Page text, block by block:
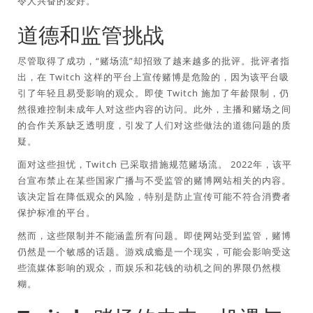
道德和监管挑战
尽管取得了成功，“赌场流”却招致了越来越多的批评。批评者指
出，在 Twitch 这样的平台上宣传赌博是危险的，因为该平台吸
引了年轻且易受影响的观众。即使 Twitch 施加了年龄限制，仍
然很难控制未成年人对这些内容的访问。此外，主播和赌场之间
的合作关系缺乏透明度，引发了人们对这些做法的道德问题的质
疑。
面对这些担忧，Twitch 已采取措施规范赌场流。 2022年，该平
台宣布禁止在某些国家广播与不受监管的赌博网站相关的内容。
该决定旨在降低观众的风险，特别是防止宣传可能不符合消费者
保护标准的平台。
然而，这些限制并不能涵盖所有问题。即使网站受到监管，赌博
仍然是一个敏感的话题。游戏成瘾是一个现实，可能会影响受这
些流媒体影响的观众，而娱乐和花钱的动机之间的界限仍然模
糊。